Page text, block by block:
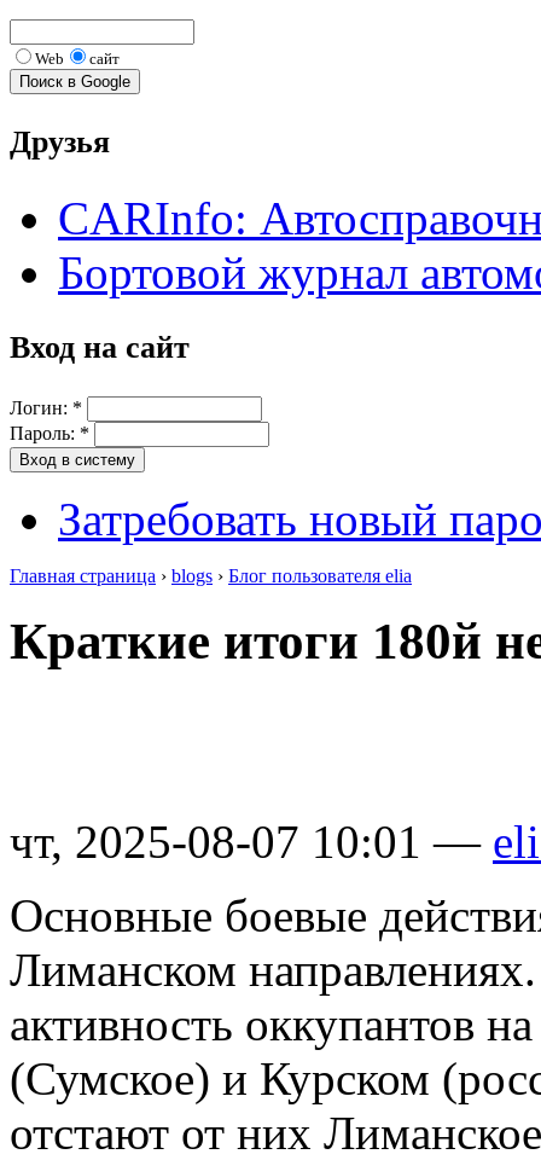
Web сайт
Друзья
CARInfo:
Бортовой журнал
Вход на сайт
Логин: *
Пароль: *
Затребовать новый
Главная страница › blogs › Блог пользователя elia
Краткие итоги 180й
чт, 2025-08-07 10:01 —
Основные боевые
Лиманском
активность оккупантов
(Сумское) и Курском
отстают от них